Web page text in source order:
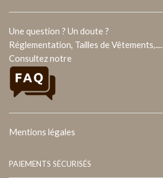
Une question ? Un doute ?
Réglementation, Tailles de Vêtements,....
Consultez notre
Mentions légales
PAIEMENTS SÉCURISÉS